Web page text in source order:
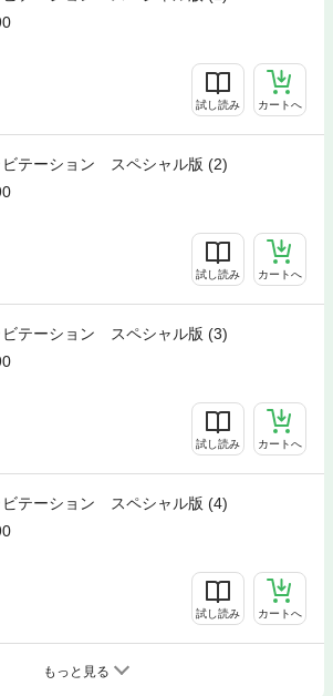
試し読み カートへ
ビテーション スペシャル版 (2)
試し読み カートへ
ビテーション スペシャル版 (3)
試し読み カートへ
ビテーション スペシャル版 (4)
試し読み カートへ
もっと見る